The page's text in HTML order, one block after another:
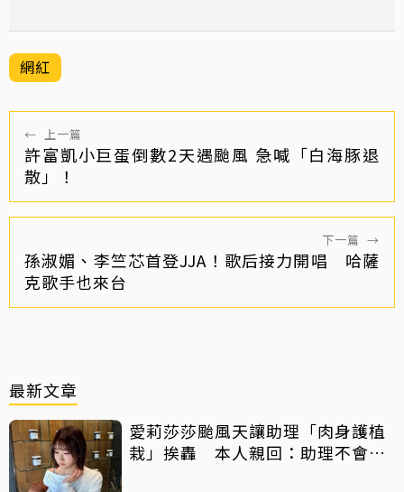
網紅
← 上一篇
許富凱小巨蛋倒數2天遇颱風 急喊「白海豚退
散」！
下一篇 →
孫淑媚、李竺芯首登JJA！歌后接力開唱 哈薩
克歌手也來台
最新文章
愛莉莎莎颱風天讓助理「肉身護植
栽」挨轟 本人親回：助理不會被